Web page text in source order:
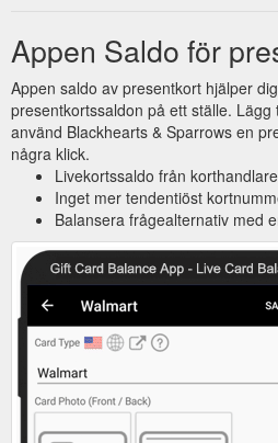
Appen Saldo för
Appen saldo av presentkort hjälper
presentkortssaldon på ett ställe. Lägg
använd Blackhearts & Sparrows en
några klick.
Livekortssaldo från korthandlare
Inget mer tendentiöst
Balansera frågealternativ med